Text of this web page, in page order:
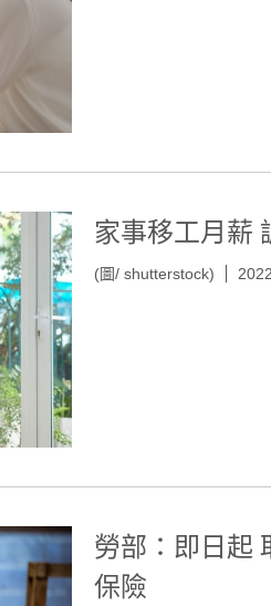
家事移工月薪
(圖/ shutterstock)
勞部：即日起
保險